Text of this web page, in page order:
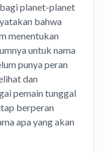
planet-planet
bahwa
menentukan
untuk nama
punya peran
dan
pemain tunggal
berperan
apa yang akan